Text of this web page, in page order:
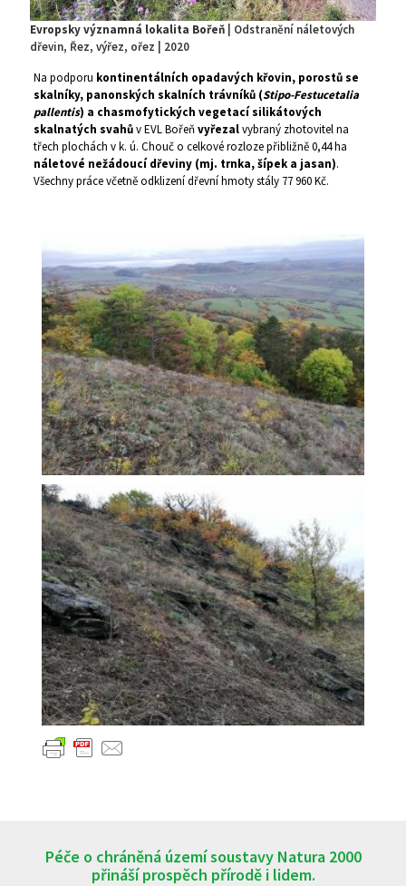
Evropsky významná lokalita Bořeň | Odstranění náletových
dřevin, Řez, výřez, ořez | 2020
Na podporu kontinentálních opadavých křovin, porostů se
skalníky, panonských skalních trávníků (Stipo-Festucetalia
pallentis) a chasmofytických vegetací silikátových
skalnatých svahův EVL Bořeňvyřezalvybraný zhotovitel na
třech plochách v k. ú. Chouč o celkové rozloze přibližně 0,44 ha
náletové nežádoucí dřeviny (mj. trnka, šípek a jasan).
Všechny práce včetně odklizení dřevní hmoty stály 77 960 Kč.
Péče o chráněná území soustavy Natura 2000
přináší prospěch přírodě i lidem.